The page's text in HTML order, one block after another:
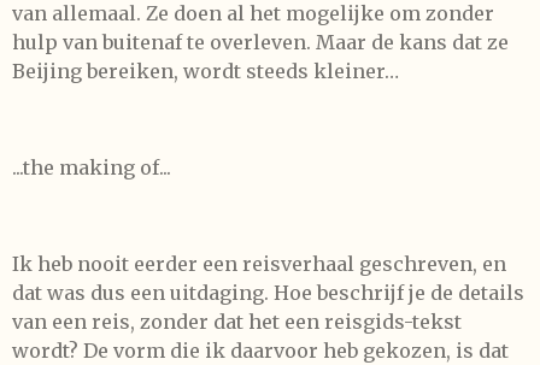
van allemaal. Ze doen al het mogelijke om zonder
hulp van buitenaf te overleven. Maar de kans dat ze
Beijing bereiken, wordt steeds kleiner…
...the making of...
Ik heb nooit eerder een reisverhaal geschreven, en
dat was dus een uitdaging. Hoe beschrijf je de details
van een reis, zonder dat het een reisgids-tekst
wordt? De vorm die ik daarvoor heb gekozen, is dat